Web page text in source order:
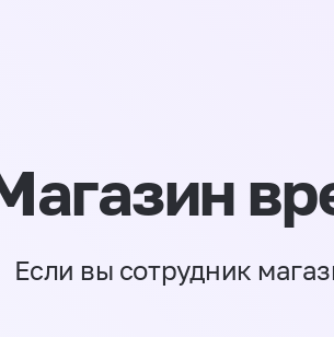
Если вы сотрудник